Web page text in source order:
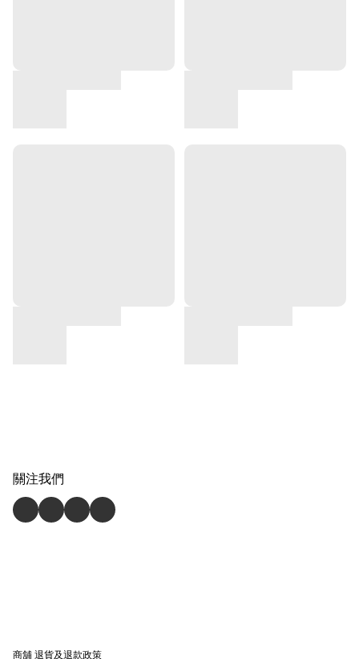
關注我們
商舖退貨及退款政策